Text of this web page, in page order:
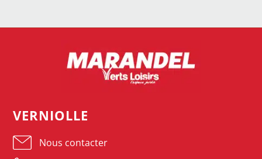
VERNIOLLE
Nous contacter